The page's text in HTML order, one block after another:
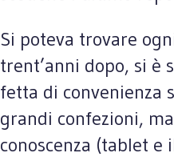
Si poteva trovare
trent’anni dopo, si è
fetta di convenienza
grandi confezioni,
conoscenza (tablet e